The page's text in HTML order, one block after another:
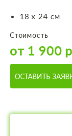
18 х 24 см
Стоимость
от 1 900
ОСТАВИТЬ